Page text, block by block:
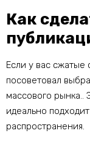
Как
Если у вас
посоветовал
массового рынка..
идеально
распространения.